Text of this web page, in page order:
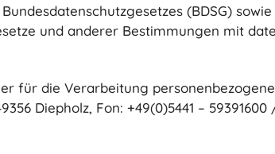
Bundesdatenschutzgesetzes (BDSG)
und anderer Bestimmungen mit
für die Verarbeitung
Diepholz, Fon: +49(0)5441 –